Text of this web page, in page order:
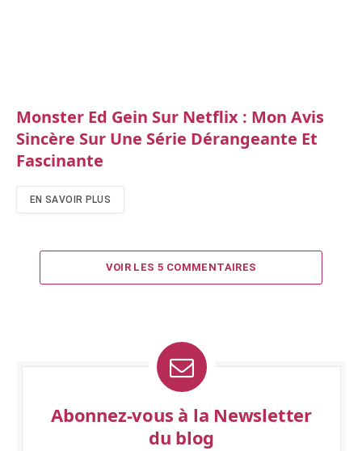
Monster Ed Gein Sur Netflix : Mon Avis
Sincère Sur Une Série Dérangeante Et
Fascinante
EN SAVOIR PLUS
VOIR LES 5 COMMENTAIRES
Abonnez-vous à la Newsletter
du blog